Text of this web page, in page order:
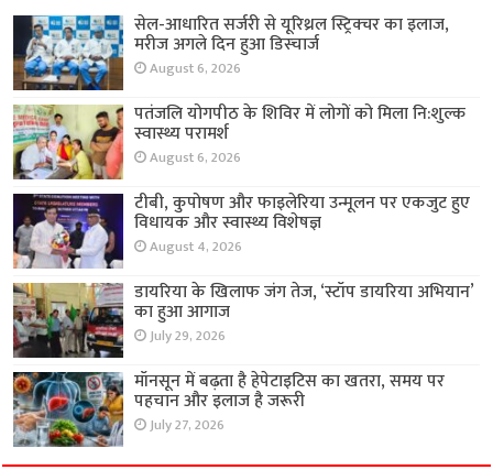
सेल-आधारित सर्जरी से यूरिथ्रल स्ट्रिक्चर का इलाज,
मरीज अगले दिन हुआ डिस्चार्ज
August 6, 2026
पतंजलि योगपीठ के शिविर में लोगों को मिला नि:शुल्क
स्वास्थ्य परामर्श
August 6, 2026
टीबी, कुपोषण और फाइलेरिया उन्मूलन पर एकजुट हुए
विधायक और स्वास्थ्य विशेषज्ञ
August 4, 2026
डायरिया के खिलाफ जंग तेज, ‘स्टॉप डायरिया अभियान’
का हुआ आगाज
July 29, 2026
मॉनसून में बढ़ता है हेपेटाइटिस का खतरा, समय पर
पहचान और इलाज है जरूरी
July 27, 2026